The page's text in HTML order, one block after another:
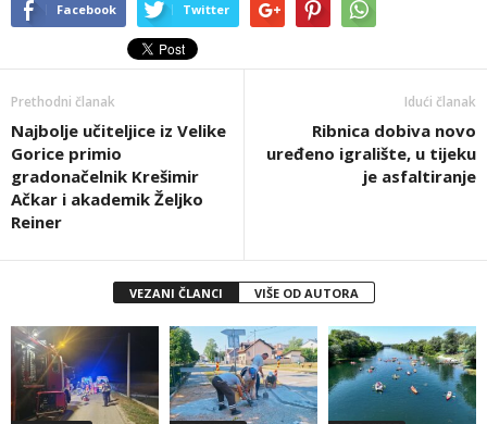
Facebook Twitter
Prethodni članak
Najbolje učiteljice iz Velike
Gorice primio
gradonačelnik Krešimir
Ačkar i akademik Željko
Reiner
Idući članak
Ribnica dobiva novo
uređeno igralište, u tijeku
je asfaltiranje
VEZANI ČLANCI VIŠE OD AUTORA